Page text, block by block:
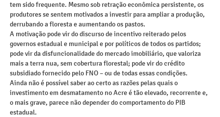
tem sido frequente. Mesmo sob retração econômica persistente, os
produtores se sentem motivados a investir para ampliar a produção,
derrubando a floresta e aumentando os pastos.
A motivação pode vir do discurso de incentivo reiterado pelos
governos estadual e municipal e por políticos de todos os partidos;
pode vir da disfuncionalidade do mercado imobiliário, que valoriza
mais a terra nua, sem cobertura florestal; pode vir do crédito
subsidiado fornecido pelo FNO – ou de todas essas condições.
Ainda não é possível saber ao certo as razões pelas quais o
investimento em desmatamento no Acre é tão elevado, recorrente e,
o mais grave, parece não depender do comportamento do PIB
estadual.